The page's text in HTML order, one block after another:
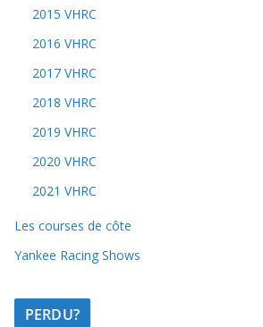
2015 VHRC
2016 VHRC
2017 VHRC
2018 VHRC
2019 VHRC
2020 VHRC
2021 VHRC
Les courses de côte
Yankee Racing Shows
PERDU?